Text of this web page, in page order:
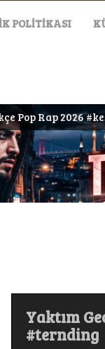
POLITIKASI
#keşfet #music
Yaktım
#ternding